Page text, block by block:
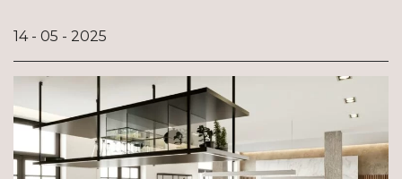
14 - 05 - 2025